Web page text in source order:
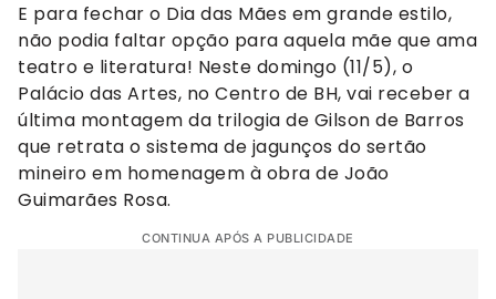
E para fechar o Dia das Mães em grande estilo,
não podia faltar opção para aquela mãe que ama
teatro e literatura! Neste domingo (11/5), o
Palácio das Artes, no Centro de BH, vai receber a
última montagem da trilogia de Gilson de Barros
que retrata o sistema de jagunços do sertão
mineiro em homenagem à obra de João
Guimarães Rosa.
CONTINUA APÓS A PUBLICIDADE